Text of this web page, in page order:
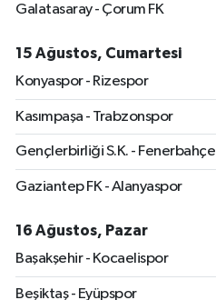
Galatasaray - Çorum FK
15 Ağustos, Cumartesi
Konyaspor - Rizespor
Kasımpaşa - Trabzonspor
Gençlerbirliği S.K. - Fenerbahçe
Gaziantep FK - Alanyaspor
16 Ağustos, Pazar
Başakşehir - Kocaelispor
Beşiktaş - Eyüpspor